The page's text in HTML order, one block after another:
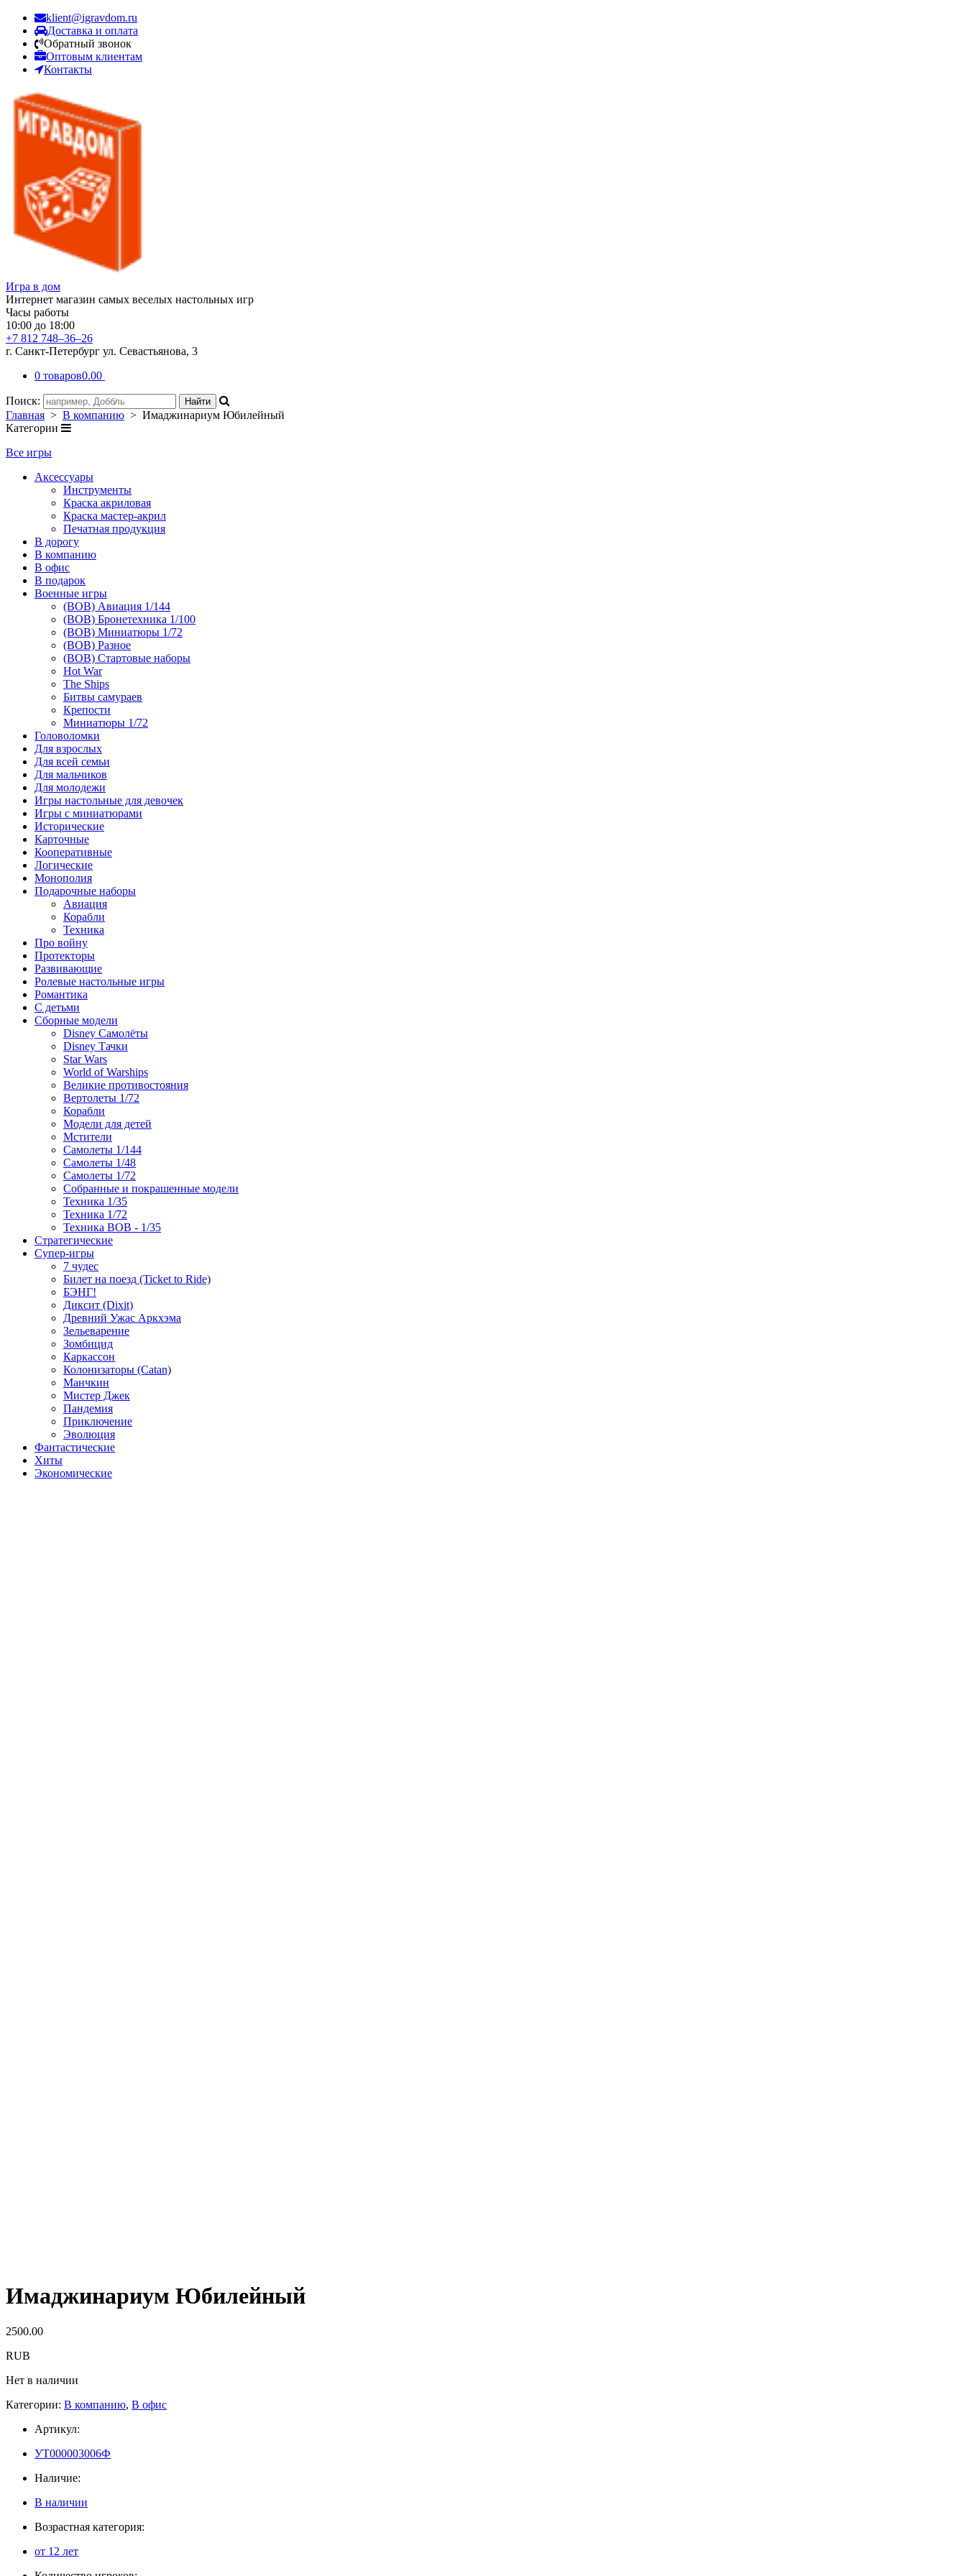
klient@igravdom.ru
Доставка и оплата
Обратный звонок
Оптовым клиентам
Контакты
Игра в дом
Интернет магазин самых веселых настольных игр
Часы работы
10:00 до 18:00
+7 812 748–36–26
г. Санкт-Петербург ул. Севастьянова, 3
0 товаров0.00
Поиск:
Главная > В компанию > Имаджинариум Юбилейный
Категории
Все игры
Аксессуары
Инструменты
Краска акриловая
Краска мастер-акрил
Печатная продукция
В дорогу
В компанию
В офис
В подарок
Военные игры
(ВОВ) Авиация 1/144
(ВОВ) Бронетехника 1/100
(ВОВ) Миниатюры 1/72
(ВОВ) Разное
(ВОВ) Стартовые наборы
Hot War
The Ships
Битвы самураев
Крепости
Миниатюры 1/72
Головоломки
Для взрослых
Для всей семьи
Для мальчиков
Для молодежи
Игры настольные для девочек
Игры с миниатюрами
Исторические
Карточные
Кооперативные
Логические
Монополия
Подарочные наборы
Авиация
Корабли
Техника
Про войну
Протекторы
Развивающие
Ролевые настольные игры
Романтика
С детьми
Сборные модели
Disney Самолёты
Disney Тачки
Star Wars
World of Warships
Великие противостояния
Вертолеты 1/72
Корабли
Модели для детей
Мстители
Самолеты 1/144
Самолеты 1/48
Самолеты 1/72
Собранные и покрашенные модели
Техника 1/35
Техника 1/72
Техника ВОВ - 1/35
Стратегические
Супер-игры
7 чудес
Билет на поезд (Ticket to Ride)
БЭНГ!
Диксит (Dixit)
Древний Ужас Аркхэма
Зельеварение
Зомбицид
Каркассон
Колонизаторы (Catan)
Манчкин
Мистер Джек
Пандемия
Приключение
Эволюция
Фантастические
Хиты
Экономические
Имаджинариум Юбилейный
2500.00
RUB
Нет в наличии
Категории: В компанию, В офис
Артикул:
УТ000003006Ф
Наличие:
В наличии
Возрастная категория:
от 12 лет